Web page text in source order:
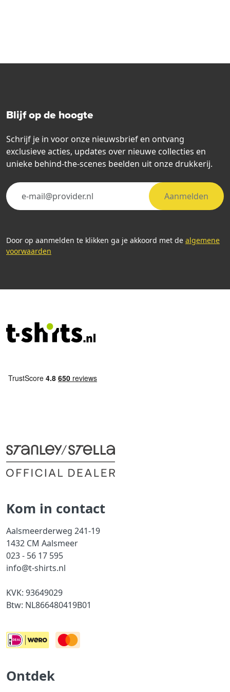
Blijf op de hoogte
Schrijf je in voor onze nieuwsbrief en ontvang
exclusieve acties, updates over nieuwe collecties en
unieke behind-the-scenes beelden uit onze drukkerij.
Aanmelden
Door op aanmelden te klikken ga je akkoord met de algemene
voorwaarden
Kom in contact
Aalsmeerderweg 241-19
1432 CM Aalsmeer
023 - 56 17 595
info@t-shirts.nl
KVK: 93649029
Btw: NL866480419B01
Ontdek